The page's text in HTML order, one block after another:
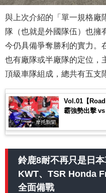
與上次介紹的「單一規格廠
隊（也就是外國隊伍）也擁
今仍具備爭奪勝利的實力。
也有廠隊或半廠隊的定位，
頂級車隊組成，總共有五支
摩托新聞
Vol.01【
霸強勢出擊
鈴鹿8耐不再只是日本
KWT、TSR Honda
全面備戰